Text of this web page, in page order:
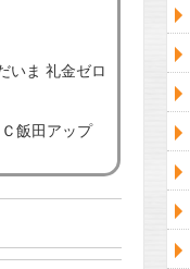
いま 礼金ゼロ
飯田アップ